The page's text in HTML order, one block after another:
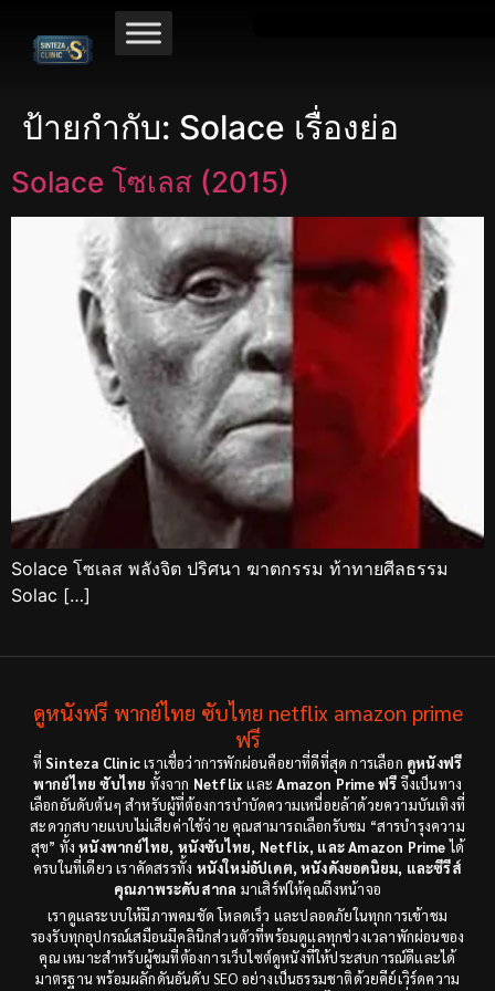
ป้ายกำกับ: Solace เรื่องย่อ
Solace โซเลส (2015)
Solace โซเลส พลังจิต ปริศนา ฆาตกรรม ท้าทายศีลธรรม
Solac […]
ดูหนังฟรี พากย์ไทย ซับไทย netflix amazon prime
ฟรี
ที่Sinteza Clinicเราเชื่อว่าการพักผ่อนคือยาที่ดีที่สุด การเลือก ดูหนังฟรี
พากย์ไทย ซับไทย ทั้งจาก NetflixและAmazon Prime ฟรี จึงเป็นทาง
เลือกอันดับต้นๆ สำหรับผู้ที่ต้องการบำบัดความเหนื่อยล้าด้วยความบันเทิงที่
สะดวกสบายแบบไม่เสียค่าใช้จ่าย คุณสามารถเลือกรับชม “สารบำรุงความ
สุข” ทั้งหนังพากย์ไทย, หนังซับไทย, Netflix, และ Amazon Primeได้
ครบในที่เดียว เราคัดสรรทั้ง หนังใหม่อัปเดต, หนังดังยอดนิยม, และซีรีส์
คุณภาพระดับสากล มาเสิร์ฟให้คุณถึงหน้าจอ
เราดูแลระบบให้มีภาพคมชัด โหลดเร็ว และปลอดภัยในทุกการเข้าชม
รองรับทุกอุปกรณ์เสมือนมีคลินิกส่วนตัวที่พร้อมดูแลทุกช่วงเวลาพักผ่อนของ
คุณ เหมาะสำหรับผู้ชมที่ต้องการเว็บไซต์ดูหนังที่ให้ประสบการณ์ดีและได้
มาตรฐาน พร้อมผลักดันอันดับ SEO อย่างเป็นธรรมชาติด้วยคีย์เวิร์ดความ